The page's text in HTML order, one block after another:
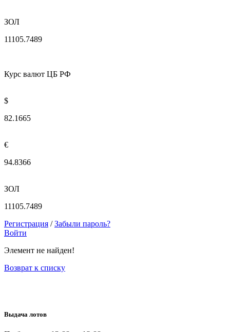
ЗОЛ
11105.7489
Курс валют ЦБ РФ
$
82.1665
€
94.8366
ЗОЛ
11105.7489
Регистрация / Забыли пароль?
Войти
Элемент не найден!
Возврат к списку
Выдача лотов